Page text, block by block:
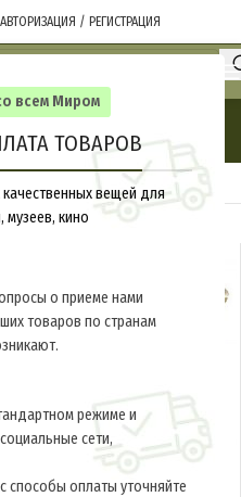
всем Миром
ТОВАРОВ
вещей для
музеев, кино
о приеме нами
товаров по странам
режиме и
сети,
оплаты уточняйте
АВТОРИЗАЦИЯ / РЕГИСТРАЦИЯ
1917